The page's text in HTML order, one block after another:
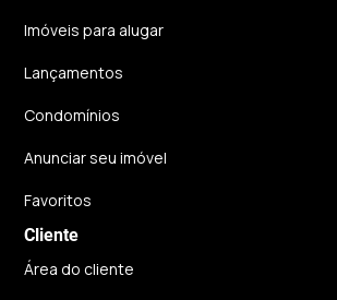
Imóveis para alugar
Lançamentos
Condomínios
Anunciar seu imóvel
Favoritos
Cliente
Área do cliente